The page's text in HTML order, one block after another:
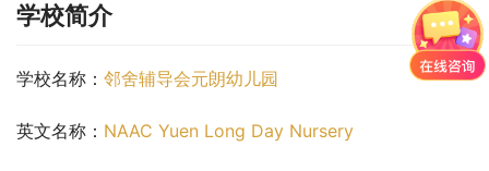
学校简介
学校名称： 邻舍辅导会元朗幼儿园
英文名称： NAAC Yuen Long Day Nursery